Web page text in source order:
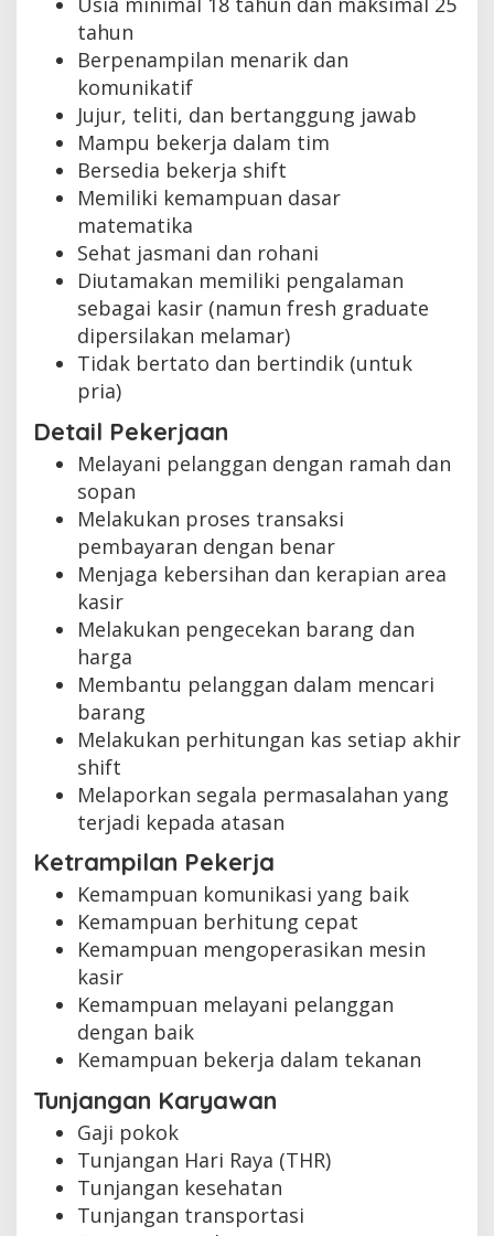
tahun
Berpenampilan menarik dan
komunikatif
Jujur, teliti, dan bertanggung jawab
Mampu bekerja dalam tim
Bersedia bekerja shift
Memiliki kemampuan dasar
matematika
Sehat jasmani dan rohani
Diutamakan memiliki pengalaman
sebagai kasir (namun fresh graduate
dipersilakan melamar)
Tidak bertato dan bertindik (untuk
pria)
Detail Pekerjaan
Melayani pelanggan dengan ramah dan
sopan
Melakukan proses transaksi
pembayaran dengan benar
Menjaga kebersihan dan kerapian area
kasir
Melakukan pengecekan barang dan
harga
Membantu pelanggan dalam mencari
barang
Melakukan perhitungan kas setiap akhir
shift
Melaporkan segala permasalahan yang
terjadi kepada atasan
Ketrampilan Pekerja
Kemampuan komunikasi yang baik
Kemampuan berhitung cepat
Kemampuan mengoperasikan mesin
kasir
Kemampuan melayani pelanggan
dengan baik
Kemampuan bekerja dalam tekanan
Tunjangan Karyawan
Gaji pokok
Tunjangan Hari Raya (THR)
Tunjangan kesehatan
Tunjangan transportasi